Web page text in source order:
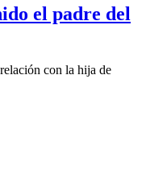
el padre del
con la hija de